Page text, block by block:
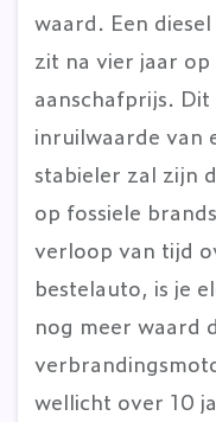
waard. Een
zit na vier jaar
aanschafprijs.
inruilwaarde van
stabieler zal zijn
op fossiele
verloop van tijd
bestelauto, is je
nog meer waard
wellicht over 10